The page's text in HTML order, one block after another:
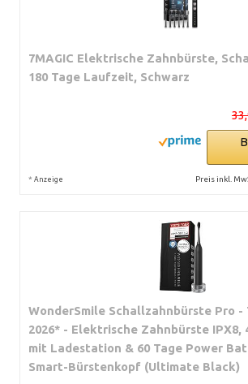
7MAGIC Elektrische Zahnbürste,
180 Tage Laufzeit, Schwarz
* Anzeige Preis inkl.
WonderSmile Schallzahnbürste Pro -
2026* - Elektrische Zahnbürste IPX8,
mit Ladestation & 60 Tage Power
Smart-Bürstenkopf (Ultimate Black)